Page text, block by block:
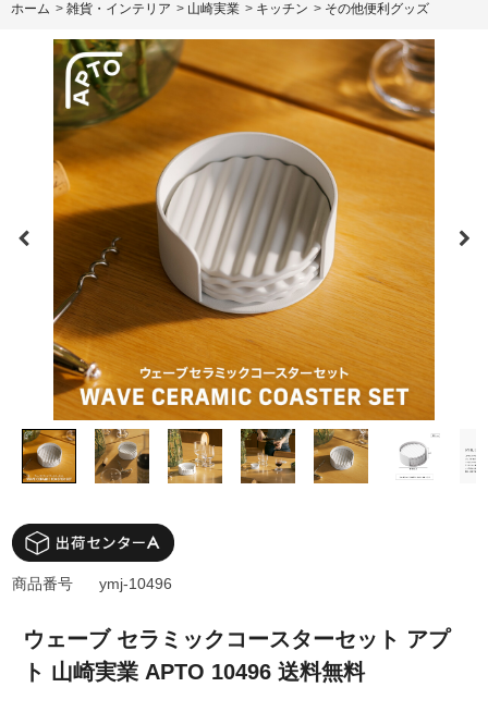
ホーム > 雑貨・インテリア > 山崎実業 > キッチン > その他便利グッズ
ウェーブ セラミックコースターセット アプ
ト 山崎実業 APTO 10496 送料無料
商品番号 ymj-10496